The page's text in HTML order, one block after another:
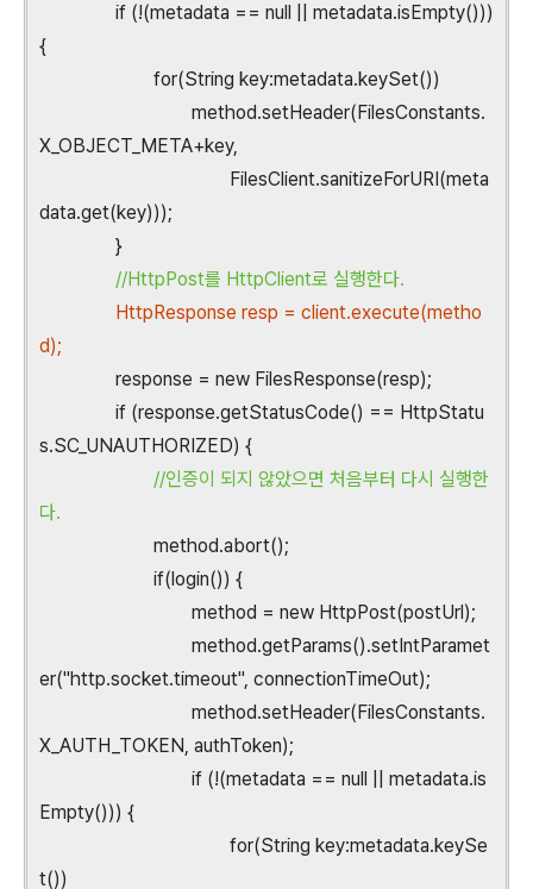
if (!(metadata == null || metadata.isEmpty()))
{
for(String key:metadata.keySet())
method.setHeader(FilesConstants.
X_OBJECT_META+key,
FilesClient.sanitizeForURI(meta
data.get(key)));
}
//HttpPost를 HttpClient로 실행한다.
HttpResponse resp = client.execute(metho
d);
response = new FilesResponse(resp);
if (response.getStatusCode() == HttpStatu
s.SC_UNAUTHORIZED) {
//인증이 되지 않았으면 처음부터 다시 실행한
다.
method.abort();
if(login()) {
method = new HttpPost(postUrl);
method.getParams().setIntParamet
er("http.socket.timeout", connectionTimeOut);
method.setHeader(FilesConstants.
X_AUTH_TOKEN, authToken);
if (!(metadata == null || metadata.is
Empty())) {
for(String key:metadata.keySe
t())